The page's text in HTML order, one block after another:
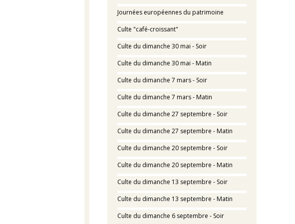
Journées européennes du patrimoine
Culte "café-croissant"
Culte du dimanche 30 mai - Soir
Culte du dimanche 30 mai - Matin
Culte du dimanche 7 mars - Soir
Culte du dimanche 7 mars - Matin
Culte du dimanche 27 septembre - Soir
Culte du dimanche 27 septembre - Matin
Culte du dimanche 20 septembre - Soir
Culte du dimanche 20 septembre - Matin
Culte du dimanche 13 septembre - Soir
Culte du dimanche 13 septembre - Matin
Culte du dimanche 6 septembre - Soir